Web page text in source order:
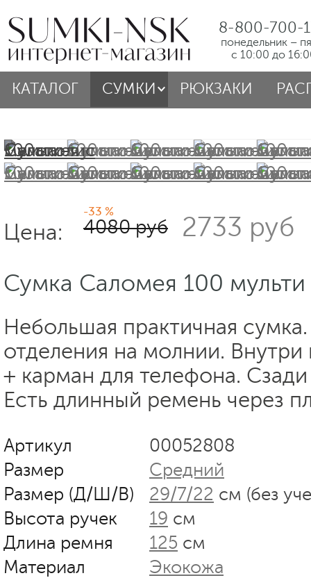
8-800-700-
понедельник –
с 10:00 до
КАТАЛОГ СУМКИ РЮКЗАКИ
Цена:
-33 %
4080 руб 2733 руб
Сумка Саломея 100
Небольшая практичная
отделения на молнии.
+ карман для телефона.
Есть длинный ремень через
Артикул
00052808
Размер
Средний
Размер (Д/Ш/В)
29/7/22 см (без
Высота ручек
19 см
Длина ремня
125 см
Материал
Экокожа